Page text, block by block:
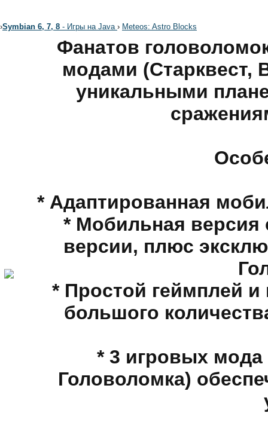
›Symbian 6, 7, 8 - Игры на Java › Meteos: Astro Blocks
Фанатов
модами (Старквест,
уникальными
* Адаптированная
* Мобильная версия
версии, плюс
* Простой геймплей
большого
* 3 игровых
Головоломка)